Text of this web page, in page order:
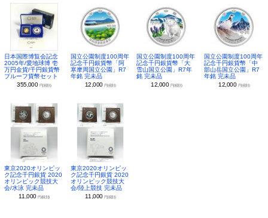
日本国際博覧会記念
2005年/愛地球博 壱
万円金貨/千円銀貨幣
プルーフ貨幣セット
355,000 円(税別)
国立公園制度100周年
記念千円銀貨幣「阿
寒摩周国立公園」R7
年銘 完未品
12,000 円(税別)
国立公園制度100周年
記念千円銀貨幣「大
雪山国立公園」R7年
銘 完未品
12,000 円(税別)
国立公園制度100周年
記念千円銀貨幣「中
部山岳国立公園」R7
年銘 完未品
12,000 円(税別)
東京2020オリンピッ
ク記念千円銀貨 2020
オリンピック競技大
会/水泳 完未品
11,000円(税別)
東京2020オリンピッ
ク記念千円銀貨 2020
オリンピック競技大
会/陸上競技 完未品
11,000 円(税別)